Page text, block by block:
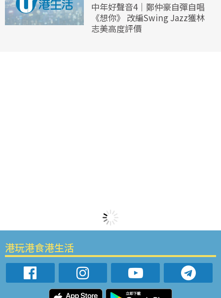
中年好聲音4｜鄭仲豪自彈自唱
《想你》 改編Swing Jazz獲林
志美高度評價
港玩港食港生活